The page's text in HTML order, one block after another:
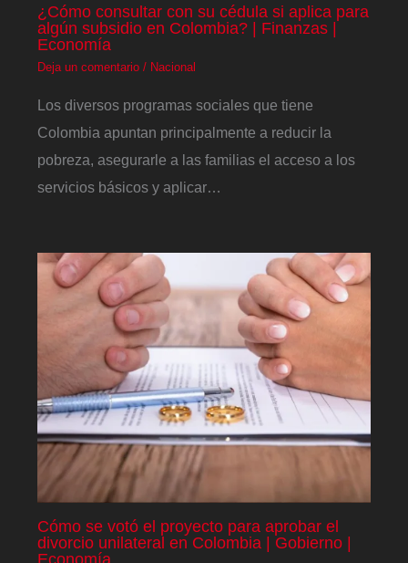
¿Cómo consultar con su cédula si aplica para
algún subsidio en Colombia? | Finanzas |
Economía
Deja un comentario / Nacional
Los diversos programas sociales que tiene
Colombia apuntan principalmente a reducir la
pobreza, asegurarle a las familias el acceso a los
servicios básicos y aplicar…
Cómo se votó el proyecto para aprobar el
divorcio unilateral en Colombia | Gobierno |
Economía